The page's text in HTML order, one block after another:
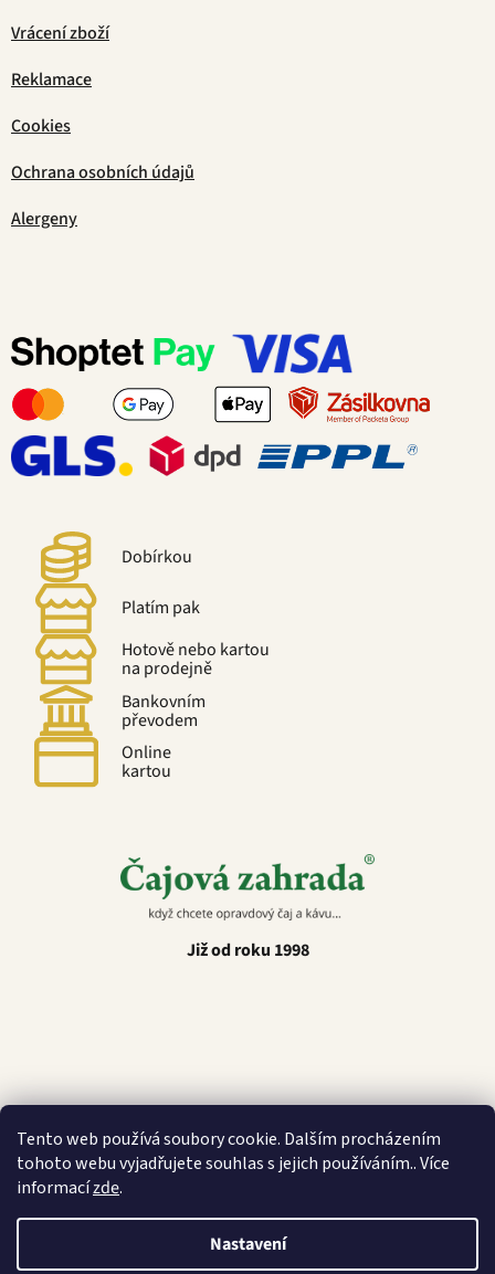
Tento web používá soubory cookie. Dalším procházením
tohoto webu vyjadřujete souhlas s jejich používáním.. Více
informacízde.
Nastavení
Vrácení zboží
Reklamace
Cookies
Ochrana osobních údajů
Alergeny
Dobírkou
Platím pak
Hotově nebo kartou
na prodejně
Bankovním
převodem
Online
kartou
Již od roku 1998
Latino Café
Vytvořil Shoptet